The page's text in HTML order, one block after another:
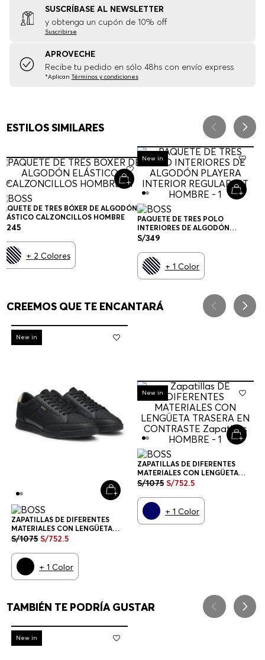
SUSCRÍBASE AL NEWSLETTER
y obtenga un cupón de 10% off
Suscribirse
APROVECHE
Recibe tu pedido en sólo 48hs con envío express
*Aplican Términos y condiciones
ESTILOS SIMILARES
DE TRES BÓXER DE ALGODÓN
CALZONCILLOS HOMBRE
245
+ 2 Colores
New in
PAQUETE DE TRES POLO
INTERIORES DE ALGODÓN
PLAYERA INTERIOR REGULAR FIT
S/349
+ 1 Color
CREEMOS QUE TE ENCANTARÁ
-30%
New in
ZAPATILLAS DE DIFERENTES
MATERIALES CON LENGÜETA
TRASERA EN CONTRASTE
ZAPATILLAS HOMBRE
S/1075 S/752.5
+1 Color
-30%
New in
ZAPATILLAS DE DIFERENTES
MATERIALES CON LENGÜETA
TRASERA EN CONTRASTE
S/1075 S/752.5
+ 1 Color
TAMBIÉN TE PODRÍA GUSTAR
-30%
New in